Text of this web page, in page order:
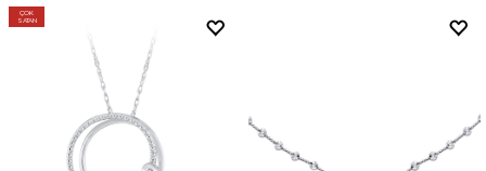
ÇOK
SATAN